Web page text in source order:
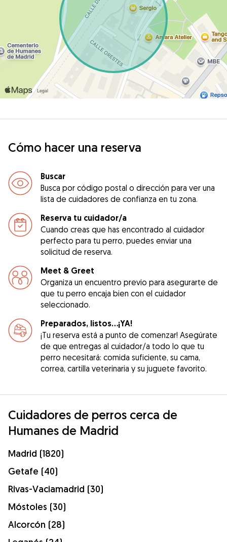
Cómo hacer una reserva
Buscar
Busca por código postal o dirección para ver una
lista de cuidadores de confianza en tu zona.
Reserva tu cuidador/a
Cuando creas que has encontrado al cuidador
perfecto para tu perro, puedes enviar una
solicitud de reserva.
Meet & Greet
Organiza un encuentro previo para asegurarte de
que tu perro encaja bien con el cuidador
seleccionado.
Preparados, listos...¡YA!
¡Tu reserva está a punto de comenzar! Asegúrate
de que entregas al cuidador/a todo lo que tu
perro necesitará: comida suficiente, su cama,
correa, cartilla veterinaria y su juguete favorito.
Cuidadores de perros cerca de
Humanes de Madrid
Madrid (1820)
Getafe (40)
Rivas-Vaciamadrid (30)
Móstoles (30)
Alcorcón (28)